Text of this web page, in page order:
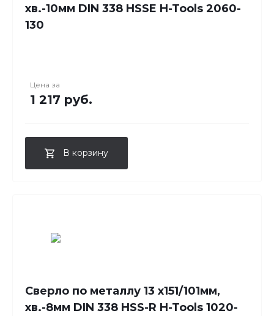
хв.-10мм DIN 338 HSSE H-Tools 2060-
130
Цена за
1 217 руб.
В корзину
Сверло по металлу 13 x151/101мм,
хв.-8мм DIN 338 HSS-R H-Tools 1020-